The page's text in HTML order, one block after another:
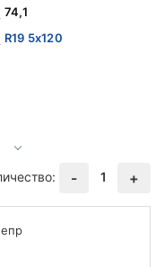
74,1
R19 5x120
- 1 +